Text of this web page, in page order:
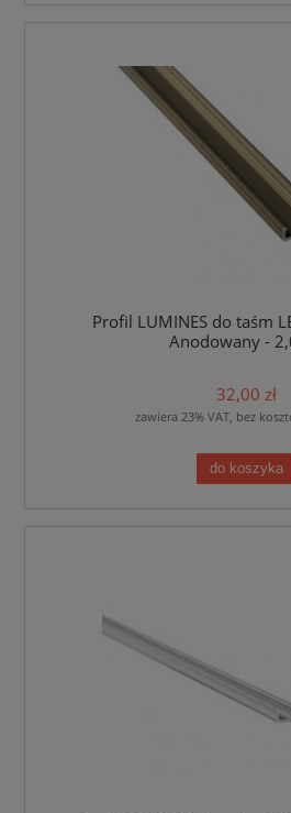
Profil LUMINES do taśm
Anodowany -
32,00 zł
zawiera 23% VAT, bez
do koszyka